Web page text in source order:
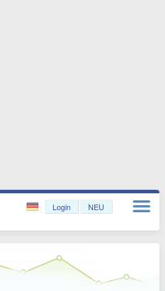
Login NEU